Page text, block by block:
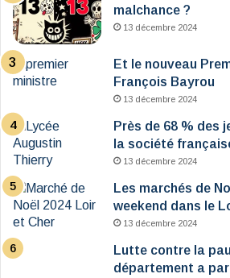
malchance ?
13 décembre 2024
Et le nouveau
François Bayrou
13 décembre 2024
Près de 68 % des
la société
13 décembre 2024
Les marchés de
weekend dans le
13 décembre 2024
Lutte contre la
département a